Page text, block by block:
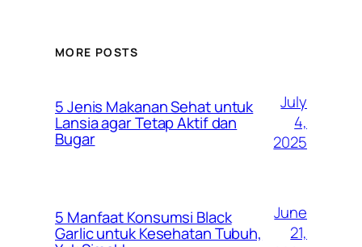
MORE POSTS
5 Jenis Makanan Sehat untuk
Lansia agar Tetap Aktif dan
Bugar
July
4,
2025
5 Manfaat Konsumsi Black
Garlic untuk Kesehatan Tubuh,
June
21,